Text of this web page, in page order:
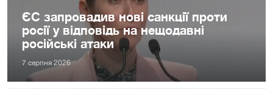
ЄС запровадив нові санкції проти
росії у відповідь на нещодавні
російські атаки
7 серпня 2026